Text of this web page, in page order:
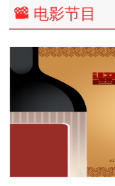
电影节目